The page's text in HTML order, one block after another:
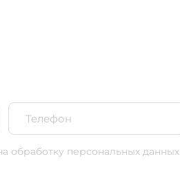
обработку персональных данных